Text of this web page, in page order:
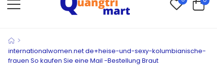
>
internationalwomen.net de+heise-und-sexy-kolumbianische-
frauen So kaufen Sie eine Mail -Bestellung Braut